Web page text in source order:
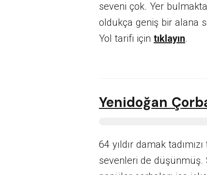
seveni çok. Yer
oldukça geniş bir alana
Yol tarifi için tıklayın.
Yenidoğan
64 yıldır damak
sevenleri de düşünmüş.